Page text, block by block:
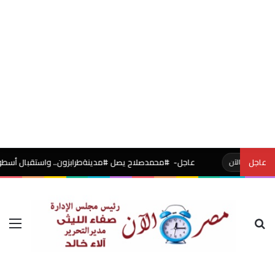
عاجل عاجل- #محمدصلاح يصل #مدينةطرابزون.. واستقبال أسطوري بالشماريخ
بحث عن